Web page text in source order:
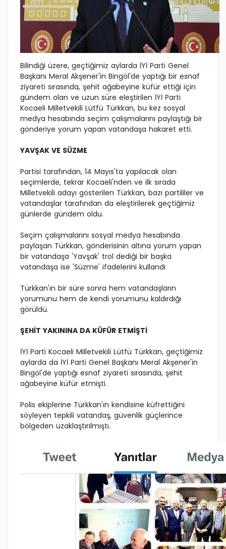
Bilindiği üzere, geçtiğimiz aylarda İYİ Parti Genel
Başkanı Meral Akşener'in Bingöl'de yaptığı bir esnaf
ziyareti sırasında, şehit ağabeyine küfür ettiği için
gündem olan ve uzun süre eleştirilen İYİ Parti
Kocaeli Milletvekili Lütfü Türkkan, bu kez sosyal
medya hesabında seçim çalışmalarını paylaştığı bir
gönderiye yorum yapan vatandaşa hakaret etti.
YAVŞAK VE SÜZME
Partisi tarafından, 14 Mayıs'ta yapılacak olan
seçimlerde, tekrar Kocaeli'nden ve ilk sırada
Milletvekili adayı gösterilen Türkkan, bazı partililer ve
vatandaşlar tarafından da eleştirilerek geçtiğimiz
günlerde gündem oldu.
Seçim çalışmalarını sosyal medya hesabında
paylaşan Türkkan, gönderisinin altına yorum yapan
bir vatandaşa 'Yavşak' trol dediği bir başka
vatandaşa ise 'Süzme' ifadelerini kullandı
Türkkan'ın bir süre sonra hem vatandaşların
yorumunu hem de kendi yorumunu kaldırdığı
görüldü.
ŞEHİT YAKININA DA KÜFÜR ETMİŞTİ
İYİ Parti Kocaeli Milletvekili Lütfü Türkkan, geçtiğimiz
aylarda da İYİ Parti Genel Başkanı Meral Akşener'in
Bingöl'de yaptığı esnaf ziyareti sırasında, şehit
ağabeyine küfür etmişti.
Polis ekiplerine Türkkan'ın kendisine küfrettiğini
söyleyen tepkili vatandaş, güvenlik güçlerince
bölgeden uzaklaştırılmıştı.